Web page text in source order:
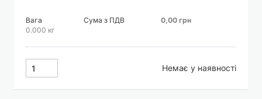
Вага
0.000 кг
Сума з ПДВ 0,00 грн
Немає у наявності